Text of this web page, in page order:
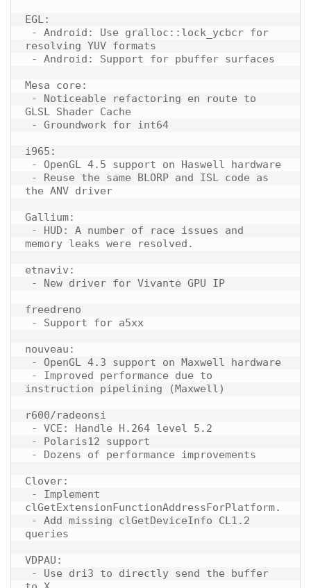
EGL:
resolving YUV formats
Mesa core:
GLSL Shader Cache
i965:
the ANV driver
Gallium:
memory leaks were resolved.
etnaviv:
freedreno
nouveau:
instruction pipelining (Maxwell)
r600/radeonsi
Clover:
clGetExtensionFunctionAddressForPlatform.
queries
VDPAU: